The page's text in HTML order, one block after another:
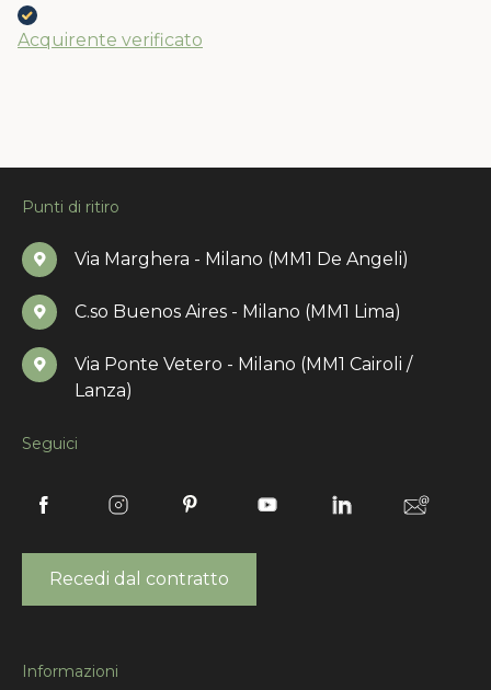
Acquirente verificato
Punti di ritiro
Via Marghera - Milano (MM1 De Angeli)
C.so Buenos Aires - Milano (MM1 Lima)
Via Ponte Vetero - Milano (MM1 Cairoli /
Lanza)
Seguici
Recedi dal contratto
Informazioni